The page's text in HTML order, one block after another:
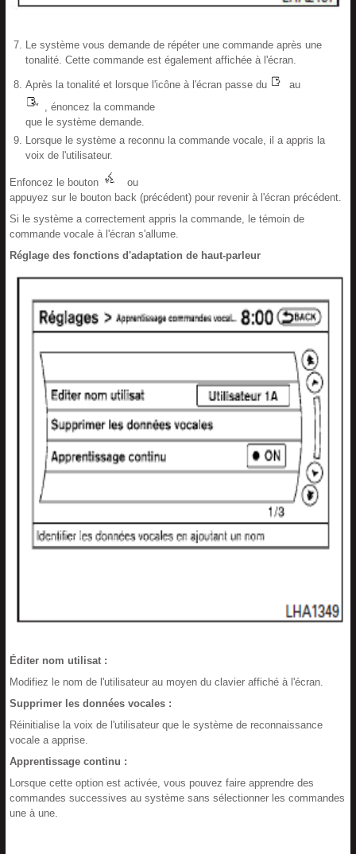
Le système vous demande de répéter une commande après une
tonalité. Cette commande est également affichée à l'écran.
Après la tonalité et lorsque l'icône à l'écran passe du
au
, énoncez la commande
que le système demande.
Lorsque le système a reconnu la commande vocale, il a appris la
voix de l'utilisateur.
Enfoncez le bouton
ou
appuyez sur le bouton back (précédent) pour revenir à l'écran précédent.
Si le système a correctement appris la commande, le témoin de
commande vocale à l'écran s'allume.
Réglage des fonctions d'adaptation de haut-parleur
Éditer nom utilisat :
Modifiez le nom de l'utilisateur au moyen du clavier affiché à l'écran.
Supprimer les données vocales :
Réinitialise la voix de l'utilisateur que le système de reconnaissance
vocale a apprise.
Apprentissage continu :
Lorsque cette option est activée, vous pouvez faire apprendre des
commandes successives au système sans sélectionner les commandes
une à une.